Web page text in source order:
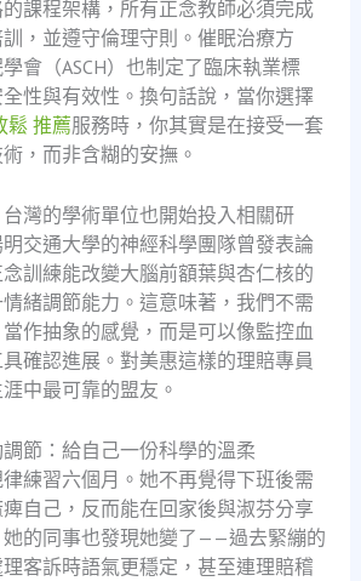
課程架構，所有正念教師必須完成
，並遵守倫理守則。催眠治療方
會（ASCH）也制定了臨床執業標
性與有效性。換句話說，當你選擇
鬆 推薦服務時，你其實是在接受一套
，而非含糊的安撫。
灣的學術單位也開始投入相關研
交通大學的神經科學團隊曾發表論
訓練能改變大腦前額葉與杏仁核的
緒調節能力。這意味著，我們不需
作抽象的感覺，而是可以像監控血
確認進展。對美惠這樣的理賠專員
中最可靠的盟友。
節：給自己一份科學的溫柔
練習六個月。她不再覺得下班後需
自己，反而能在回家後與淑芬分享
的同事也發現她變了——過去緊繃的
客訴時語氣更穩定，甚至連理賠稽